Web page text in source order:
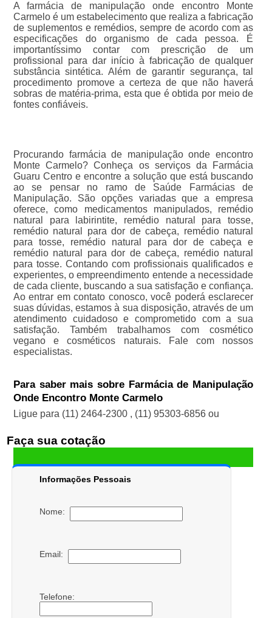
A farmácia de manipulação onde encontro Monte
Carmelo é um estabelecimento que realiza a fabricação
de suplementos e remédios, sempre de acordo com as
especificações do organismo de cada pessoa. É
importantíssimo contar com prescrição de um
profissional para dar início à fabricação de qualquer
substância sintética. Além de garantir segurança, tal
procedimento promove a certeza de que não haverá
sobras de matéria-prima, esta que é obtida por meio de
fontes confiáveis.
Procurando farmácia de manipulação onde encontro
Monte Carmelo? Conheça os serviços da Farmácia
Guaru Centro e encontre a solução que está buscando
ao se pensar no ramo de Saúde Farmácias de
Manipulação. São opções variadas que a empresa
oferece, como medicamentos manipulados, remédio
natural para labirintite, remédio natural para tosse,
remédio natural para dor de cabeça, remédio natural
para tosse, remédio natural para dor de cabeça e
remédio natural para dor de cabeça, remédio natural
para tosse. Contando com profissionais qualificados e
experientes, o empreendimento entende a necessidade
de cada cliente, buscando a sua satisfação e confiança.
Ao entrar em contato conosco, você poderá esclarecer
suas dúvidas, estamos à sua disposição, através de um
atendimento cuidadoso e comprometido com a sua
satisfação. Também trabalhamos com cosmético
vegano e cosméticos naturais. Fale com nossos
especialistas.
Para saber mais sobre Farmácia de Manipulação
Onde Encontro Monte Carmelo
Ligue para (11) 2464-2300 , (11) 95303-6856 ou
Faça sua cotação
Informações Pessoais
Nome:
Email:
Telefone: